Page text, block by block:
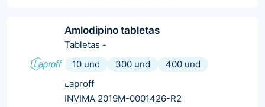
Amlodipino tabletas
Tabletas -
10 und
300 und
400 und
Laproff
INVIMA 2019M-0001426-R2